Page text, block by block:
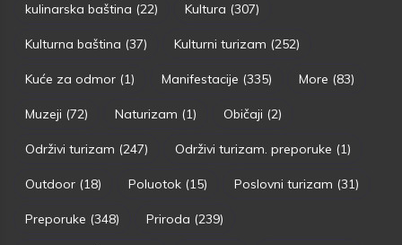
kulinarska baština (22) Kultura (307)
Kulturna baština (37) Kulturni turizam (252)
Kuće za odmor (1) Manifestacije (335) More (83)
Muzeji (72) Naturizam (1) Običaji (2)
Održivi turizam (247) Održivi turizam. preporuke (1)
Outdoor (18) Poluotok (15) Poslovni turizam (31)
Preporuke (348) Priroda (239)